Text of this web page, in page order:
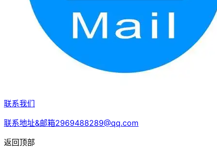
联系我们
联系地址&邮箱2969488289@qq.com
返回顶部